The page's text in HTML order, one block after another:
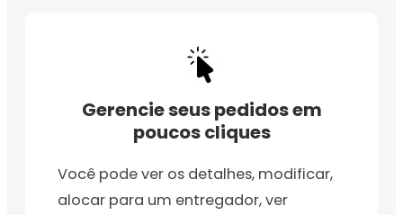
Gerencie seus pedidos em
poucos cliques
Você pode ver os detalhes, modificar,
alocar para um entregador, ver